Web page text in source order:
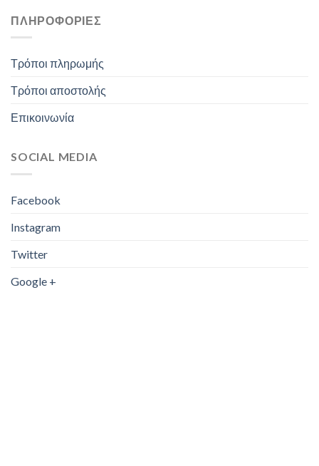
ΠΛΗΡΟΦΟΡΊΕΣ
Τρόποι πληρωμής
Τρόποι αποστολής
Επικοινωνία
SOCIAL MEDIA
Facebook
Instagram
Twitter
Google +